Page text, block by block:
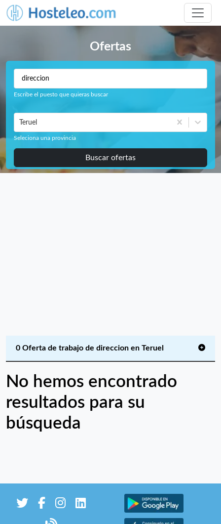
Ofertas
Escribe el puesto que quieras buscar
Teruel
Seleciona una provincia
Buscar ofertas
0 Oferta de trabajo de direccion en Teruel
No hemos encontrado
resultados para su
búsqueda